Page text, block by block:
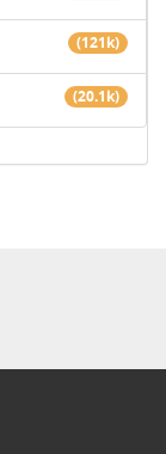
(121k)
(20.1k)